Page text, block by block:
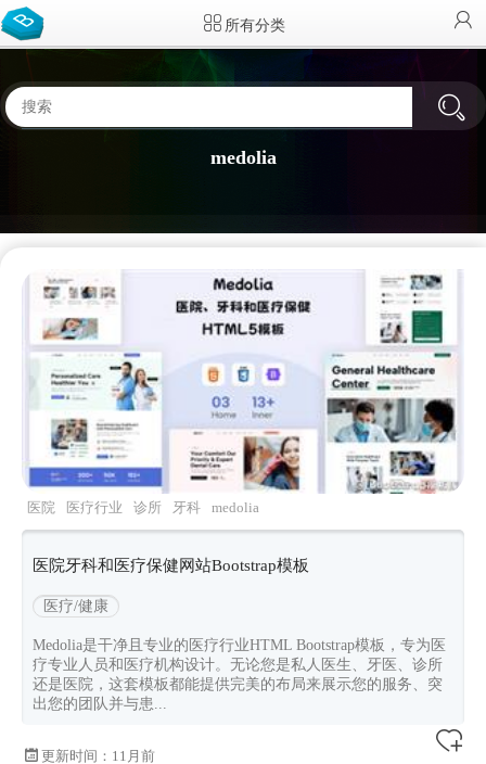
所有分类
medolia
医院 医疗行业 诊所 牙科 medolia
医院牙科和医疗保健网站Bootstrap模板
医疗/健康
Medolia是干净且专业的医疗行业HTML Bootstrap模板，专为医
疗专业人员和医疗机构设计。无论您是私人医生、牙医、诊所
还是医院，这套模板都能提供完美的布局来展示您的服务、突
出您的团队并与患...
更新时间： 11月前